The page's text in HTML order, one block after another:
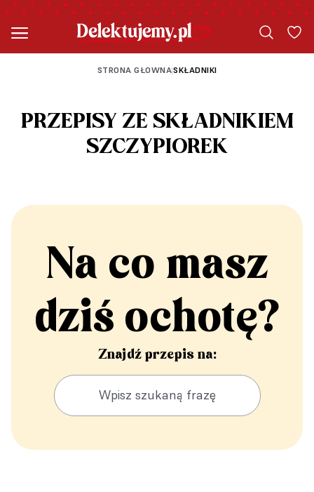
STRONA GŁOWNA|SKŁADNIKI
PRZEPISY ZE SKŁADNIKIEM
SZCZYPIOREK
Na co masz
dziś ochotę?
Znajdź przepis na: